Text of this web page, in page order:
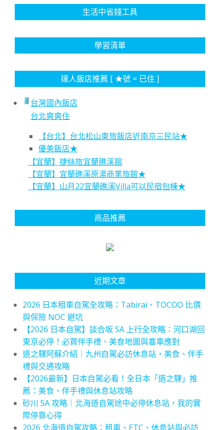
生活中省錢工具
學習清單
達人飯店推薦 [ ★號 = 已住 ]
台灣國內飯店
台北爽爽住
【台北】台北松山東旅飯店近南京三民站★
優美飯店★
【宜蘭】捷絲旅宜蘭礁溪館
【宜蘭】宜蘭礁溪原湯商業旅館★
【宜蘭】山月22宜蘭礁溪Villa可以民宿包棟★
商品推薦
近期文章
2026 日本租車自駕全攻略：Tabirai、TOCOO 比價
與保險 NOC 避坑
【2026 日本自駕】談合坂 SA 上行全攻略：河口湖回
東京必停！必買伴手禮、美食地圖與塞車應對
道之驛阿蘇介紹｜九州自駕必訪休息站，美食、伴手
禮與交通攻略
【2026最新】日本自駕必看！全日本「道之驛」推
薦：美食、伴手禮與休息站攻略
砂川 SA 攻略｜北海道自駕途中必停休息站，我的實
際停靠心得
2026 北海道自駕攻略：租車、ETC、休息站與必訪